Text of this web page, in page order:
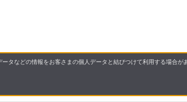
タなどの情報をお客さまの個人データと結びつけて利用する場合が